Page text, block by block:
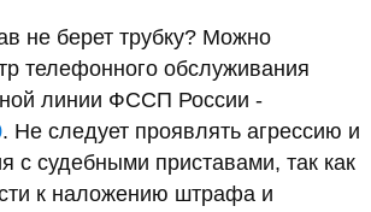
не берет трубку? Можно
телефонного обслуживания
линии ФССП России -
. Не следует проявлять агрессию и
с судебными приставами, так как
к наложению штрафа и